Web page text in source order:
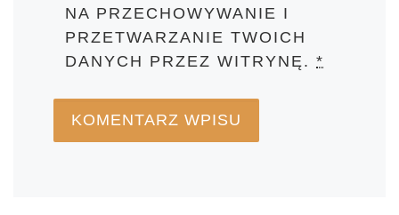
NA PRZECHOWYWANIE I
PRZETWARZANIE TWOICH
DANYCH PRZEZ WITRYNĘ.*